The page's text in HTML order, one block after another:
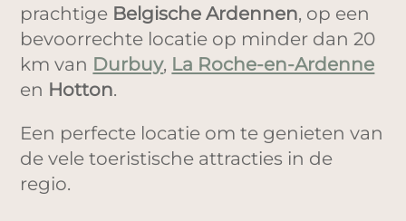
prachtige Belgische Ardennen, op een
bevoorrechte locatie op minder dan 20
km van Durbuy, La Roche-en-Ardenne
en Hotton.
Een perfecte locatie om te genieten van
de vele toeristische attracties in de
regio.